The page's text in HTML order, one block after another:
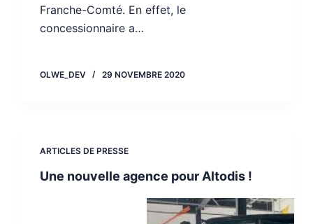
Franche-Comté. En effet, le
concessionnaire a…
OLWE_DEV 29 NOVEMBRE 2020
ARTICLES DE PRESSE
Une nouvelle agence pour Altodis !